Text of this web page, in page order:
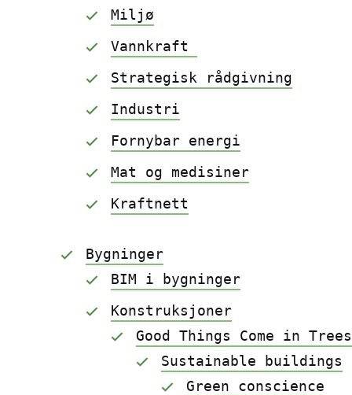
Miljø
Vannkraft
Strategisk rådgivning
Industri
Fornybar energi
Mat og medisiner
Kraftnett
Bygninger
BIM i bygninger
Konstruksjoner
Good Things Come in Trees
Sustainable buildings
Green conscience